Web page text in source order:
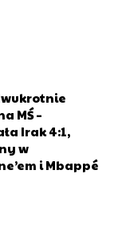
MŚ –
Irak 4:1,
w
i Mbappé